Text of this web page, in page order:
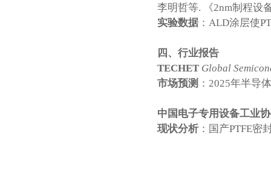
李明哲等. 《2nm制程设
实验数据 ：ALD涂层使
四、行业报告
TECHET Global
市场预测 ：2025年半导
中国电子专用设备工业
现状分析 ：国产PTFE密